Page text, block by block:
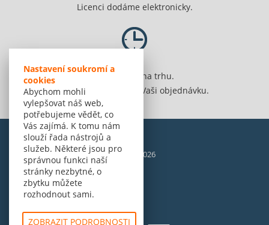
Nastavení soukromí a
cookies
Abychom mohli
vylepšovat náš web,
potřebujeme vědět, co
Vás zajímá. K tomu nám
slouží řada nástrojů a
služeb. Některé jsou pro
správnou funkci naší
stránky nezbytné, o
zbytku můžete
rozhodnout sami.
ZOBRAZIT PODROBNOSTI
Licenci dodáme elektronicky.
Jsme 20 let na trhu.
Spolehlivě vyřídíme Vaši objednávku.
© Amenit Software Solutions, 1998 - 2026
Powered bynopCommerce